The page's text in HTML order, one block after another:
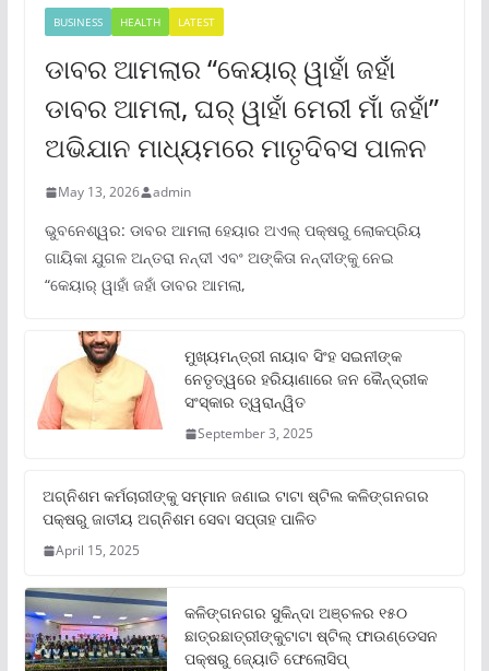
BUSINESS HEALTH LATEST
ଡାବର ଆମଲାର “କେୟାର୍ ୱାହାଁ ଜହାଁ
ଡାବର ଆମଲା, ଘର୍ ୱାହାଁ ମେରୀ ମାଁ ଜହାଁ”
ଅଭିଯାନ ମାଧ୍ୟମରେ ମାତୃଦିବସ ପାଳନ
May 13, 2026 admin
ଭୁବନେଶ୍ୱର: ଡାବର ଆମଲା ହେୟାର ଅଏଲ୍ ପକ୍ଷରୁ ଲୋକପ୍ରିୟ
ଗାୟିକା ଯୁଗଳ ଅନ୍ତରା ନନ୍ଦୀ ଏବଂ ଅଙ୍କିତା ନନ୍ଦୀଙ୍କୁ ନେଇ
“କେୟାର୍ ୱାହାଁ ଜହାଁ ଡାବର ଆମଲା,
ମୁଖ୍ୟମନ୍ତ୍ରୀ ନାୟାବ ସିଂହ ସଇନୀଙ୍କ
ନେତୃତ୍ୱରେ ହରିୟାଣାରେ ଜନ କୈନ୍ଦ୍ରୀକ
ସଂସ୍କାର ତ୍ୱରାନ୍ୱିତ
September 3, 2025
ଅଗ୍ନିଶମ କର୍ମଚାରୀଙ୍କୁ ସମ୍ମାନ ଜଣାଇ ଟାଟା ଷ୍ଟିଲ କଳିଙ୍ଗନଗର
ପକ୍ଷରୁ ଜାତୀୟ ଅଗ୍ନିଶମ ସେବା ସପ୍ତାହ ପାଳିତ
April 15, 2025
କଳିଙ୍ଗନଗର ସୁକିନ୍ଦା ଅଞ୍ଚଳର ୧୫୦
ଛାତ୍ରଛାତ୍ରୀଙ୍କୁଟାଟା ଷ୍ଟିଲ୍ ଫାଉଣ୍ଡେସନ
ପକ୍ଷରୁ ଜ୍ୟୋତି ଫେଲୋସିପ୍‌